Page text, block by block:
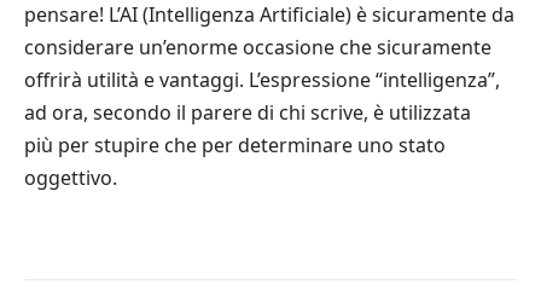
pensare! L’AI (Intelligenza Artificiale) è sicuramente da
considerare un’enorme occasione che sicuramente
offrirà utilità e vantaggi. L’espressione “intelligenza”,
ad ora, secondo il parere di chi scrive, è utilizzata
più per stupire che per determinare uno stato
oggettivo.